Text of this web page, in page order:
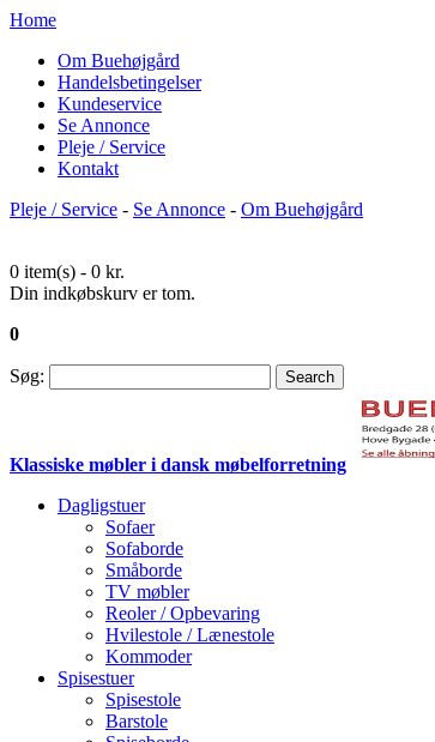
Home
Om Buehøjgård
Handelsbetingelser
Kundeservice
Se Annonce
Pleje / Service
Kontakt
Pleje / Service - Se Annonce - Om Buehøjgård
0 item(s) - 0 kr.
Din indkøbskurv er tom.
0
Søg: Search
Klassiske møbler i dansk møbelforretning
Dagligstuer
Sofaer
Sofaborde
Småborde
TV møbler
Reoler / Opbevaring
Hvilestole / Lænestole
Kommoder
Spisestuer
Spisestole
Barstole